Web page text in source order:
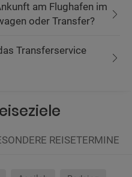
am Flughafen im
oder Transfer?
Transferservice
REISETERMINE